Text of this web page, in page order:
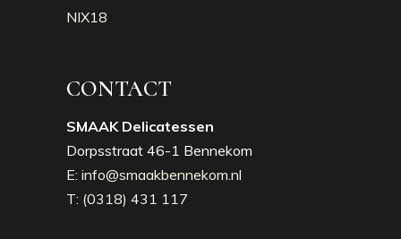
NIX18
CONTACT
SMAAK Delicatessen
Dorpsstraat 46-1 Bennekom
E: info@smaakbennekom.nl
T: (0318) 431 117